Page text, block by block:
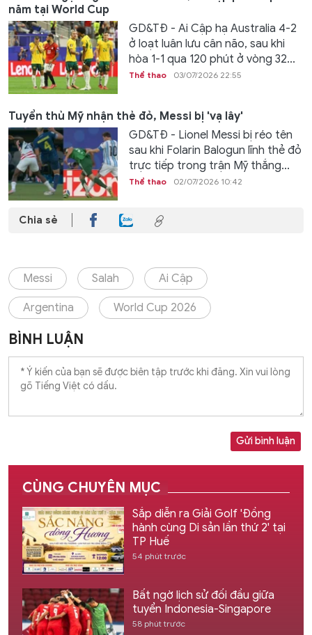
năm tại World Cup
GD&TĐ - Ai Cập hạ Australia 4-2
ở loạt luân lưu cân não, sau khi
hòa 1-1 qua 120 phút ở vòng 32...
Thể thao 03/07/2026 22:55
Tuyển thủ Mỹ nhận thẻ đỏ, Messi bị 'vạ lây'
GD&TĐ - Lionel Messi bị réo tên
sau khi Folarin Balogun lĩnh thẻ đỏ
trực tiếp trong trận Mỹ thắng...
Thể thao 02/07/2026 10:42
Chia sẻ
Messi Salah Ai Cập
Argentina World Cup 2026
BÌNH LUẬN
Gửi bình luận
CÙNG CHUYÊN MỤC
Sắp diễn ra Giải Golf 'Đồng
hành cùng Di sản lần thứ 2' tại
TP Huế
54 phút trước
Bất ngờ lịch sử đối đầu giữa
tuyển Indonesia-Singapore
58 phút trước